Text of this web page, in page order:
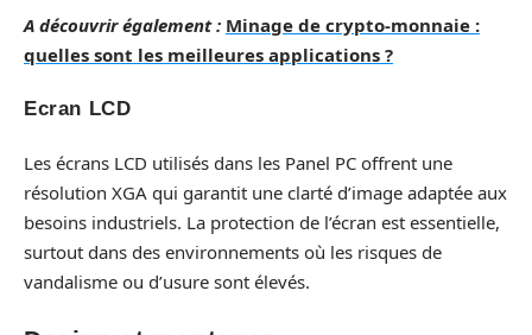
A découvrir également : Minage de crypto-monnaie :
quelles sont les meilleures applications ?
Ecran LCD
Les écrans LCD utilisés dans les Panel PC offrent une
résolution XGA qui garantit une clarté d’image adaptée aux
besoins industriels. La protection de l’écran est essentielle,
surtout dans des environnements où les risques de
vandalisme ou d’usure sont élevés.